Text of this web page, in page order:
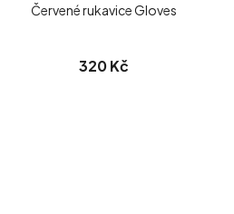
Červené rukavice Gloves
320 Kč